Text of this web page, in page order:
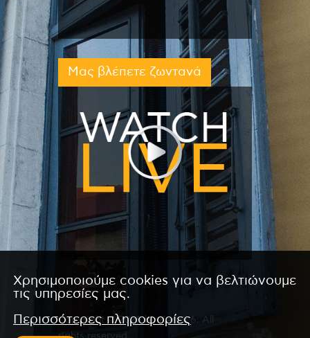
Μας βλέπετε ζωντανά
Copyright © 2026 by Kanali 6. All
Χρησιμοποιούμε cookies για να βελτιώνουμε
τις υπηρεσίες μας.
Περισσότερες πληροφορίες